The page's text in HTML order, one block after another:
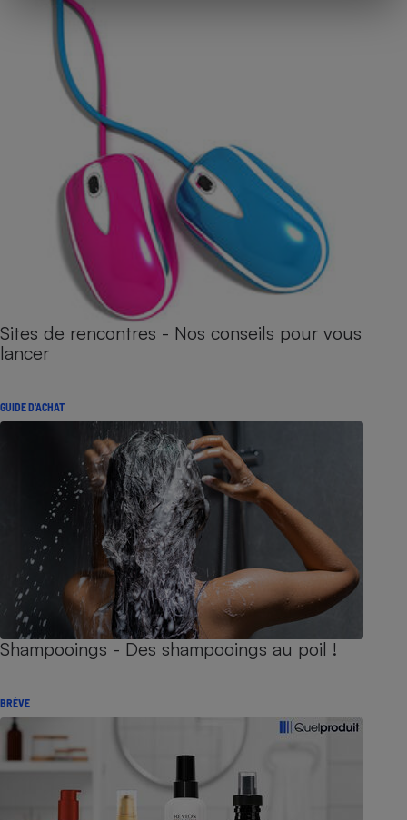
Sites de rencontres - Nos conseils pour vous
lancer
GUIDE D'ACHAT
Shampooings - Des shampooings au poil !
BRÈVE